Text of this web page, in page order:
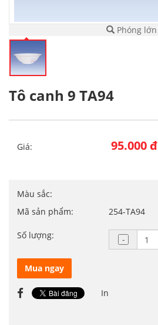
Phóng lớn
Tô canh 9 TA94
Giá: 95.000 đ
Màu sắc:
Mã sản phẩm:
254-TA94
Số lượng:
Mua ngay
In